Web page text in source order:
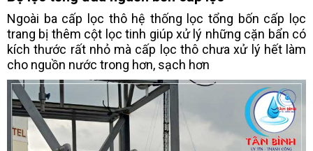
Ngoài ba cấp lọc thô hệ thống lọc tổng bốn cấp lọc
trang bị thêm cột lọc tinh giúp xử lý những cặn bẩn có
kích thước rất nhỏ mà cấp lọc thô chưa xử lý hết làm
cho nguồn nước trong hơn, sạch hơn